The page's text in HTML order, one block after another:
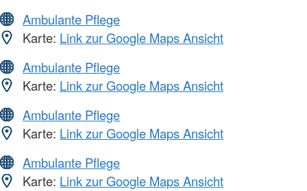
Ambulante Pflege
Karte: Link zur Google Maps Ansicht
Ambulante Pflege
Karte: Link zur Google Maps Ansicht
Ambulante Pflege
Karte: Link zur Google Maps Ansicht
Ambulante Pflege
Karte: Link zur Google Maps Ansicht